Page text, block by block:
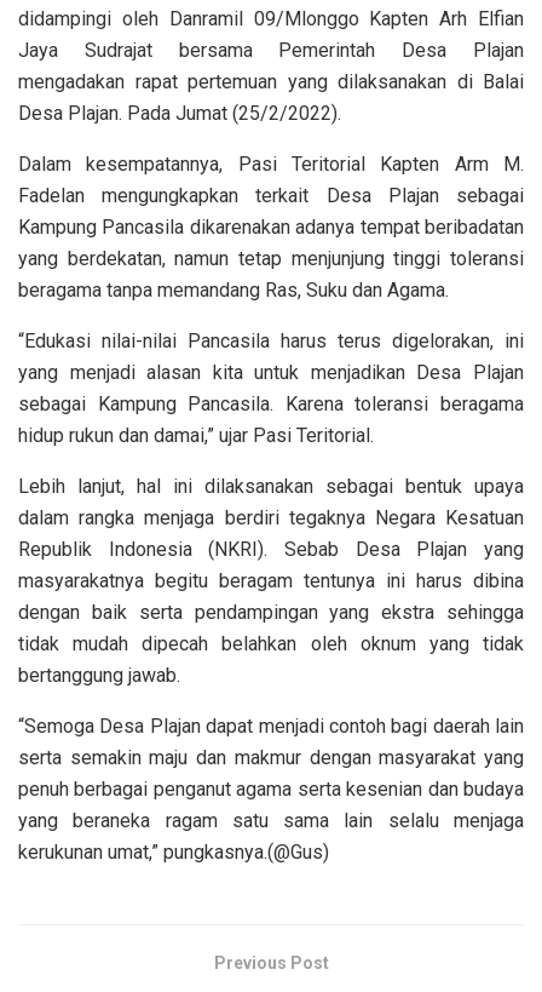
didampingi oleh Danramil 09/Mlonggo Kapten Arh Elfian
Jaya Sudrajat bersama Pemerintah Desa Plajan
mengadakan rapat pertemuan yang dilaksanakan di Balai
Desa Plajan. Pada Jumat (25/2/2022).
Dalam kesempatannya, Pasi Teritorial Kapten Arm M.
Fadelan mengungkapkan terkait Desa Plajan sebagai
Kampung Pancasila dikarenakan adanya tempat beribadatan
yang berdekatan, namun tetap menjunjung tinggi toleransi
beragama tanpa memandang Ras, Suku dan Agama.
“Edukasi nilai-nilai Pancasila harus terus digelorakan, ini
yang menjadi alasan kita untuk menjadikan Desa Plajan
sebagai Kampung Pancasila. Karena toleransi beragama
hidup rukun dan damai,” ujar Pasi Teritorial.
Lebih lanjut, hal ini dilaksanakan sebagai bentuk upaya
dalam rangka menjaga berdiri tegaknya Negara Kesatuan
Republik Indonesia (NKRI). Sebab Desa Plajan yang
masyarakatnya begitu beragam tentunya ini harus dibina
dengan baik serta pendampingan yang ekstra sehingga
tidak mudah dipecah belahkan oleh oknum yang tidak
bertanggung jawab.
“Semoga Desa Plajan dapat menjadi contoh bagi daerah lain
serta semakin maju dan makmur dengan masyarakat yang
penuh berbagai penganut agama serta kesenian dan budaya
yang beraneka ragam satu sama lain selalu menjaga
kerukunan umat,” pungkasnya.(@Gus)
Previous Post